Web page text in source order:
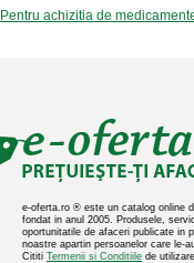
Pentru achizitia de
e-oferta.ro ® este un catalog online
fondat in anul 2005. Produsele,
oportunitatile de afaceri publicate in
noastre apartin persoanelor care le-
Cititi Termenii si Conditiile de